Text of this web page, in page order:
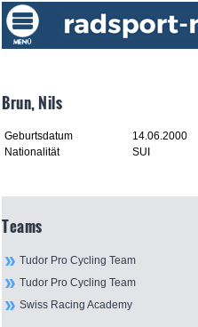
Brun, Nils
Geburtsdatum
14.06.2000
Nationalität
SUI
Teams
Tudor Pro Cycling Team
Tudor Pro Cycling Team
Swiss Racing Academy